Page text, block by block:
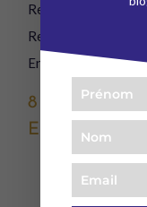
Reste ici un peu.
Remonte une
Enserre tes
8 –
EN